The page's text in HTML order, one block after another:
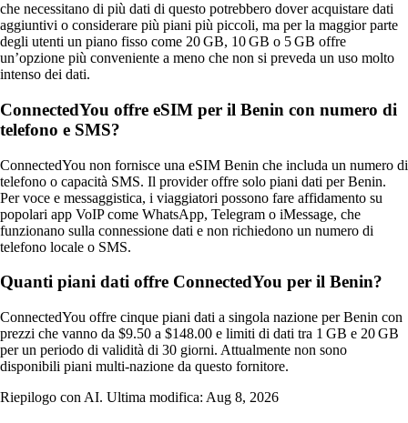
che necessitano di più dati di questo potrebbero dover acquistare dati
aggiuntivi o considerare più piani più piccoli, ma per la maggior parte
degli utenti un piano fisso come 20 GB, 10 GB o 5 GB offre
un’opzione più conveniente a meno che non si preveda un uso molto
intenso dei dati.
ConnectedYou offre eSIM per il Benin con numero di
telefono e SMS?
ConnectedYou non fornisce una eSIM Benin che includa un numero di
telefono o capacità SMS. Il provider offre solo piani dati per Benin.
Per voce e messaggistica, i viaggiatori possono fare affidamento su
popolari app VoIP come WhatsApp, Telegram o iMessage, che
funzionano sulla connessione dati e non richiedono un numero di
telefono locale o SMS.
Quanti piani dati offre ConnectedYou per il Benin?
ConnectedYou offre cinque piani dati a singola nazione per Benin con
prezzi che vanno da $9.50 a $148.00 e limiti di dati tra 1 GB e 20 GB
per un periodo di validità di 30 giorni. Attualmente non sono
disponibili piani multi‑nazione da questo fornitore.
Riepilogo con AI. Ultima modifica: Aug 8, 2026